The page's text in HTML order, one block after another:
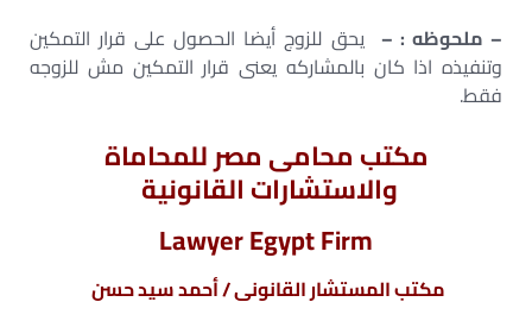
– ملحوظه : – يحق للزوج أيضا الحصول على قرار التمكين
وتنفيذه اذا كان بالمشاركه يعنى قرار التمكين مش للزوجه
فقط.
مكتب محامى مصر للمحاماة
والاستشارات القانونية
Lawyer Egypt Firm
مكتب المستشار القانونى / أحمد سيد حسن